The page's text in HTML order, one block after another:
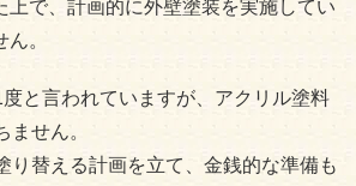
上で、計画的に外壁塗装を実施してい
。
と言われていますが、アクリル塗料
ません。
り替える計画を立て、金銭的な準備も